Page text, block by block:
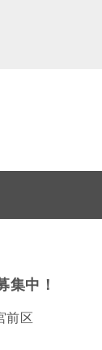
集中！
前区